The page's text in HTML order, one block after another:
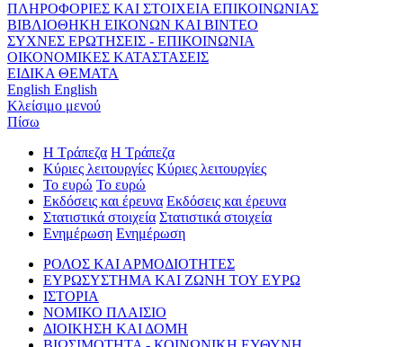
ΠΛΗΡΟΦΟΡΙΕΣ ΚΑΙ ΣΤΟΙΧΕΙΑ ΕΠΙΚΟΙΝΩΝΙΑΣ
ΒΙΒΛΙΟΘΗΚΗ ΕΙΚΟΝΩΝ ΚΑΙ ΒΙΝΤΕΟ
ΣΥΧΝΕΣ ΕΡΩΤΗΣΕΙΣ - ΕΠΙΚΟΙΝΩΝΙΑ
ΟΙΚΟΝΟΜΙΚΕΣ ΚΑΤΑΣΤΑΣΕΙΣ
ΕΙΔΙΚΑ ΘΕΜΑΤΑ
English English
Κλείσιμο μενού
Πίσω
Η Τράπεζα Η Τράπεζα
Κύριες λειτουργίες Κύριες λειτουργίες
Το ευρώ Το ευρώ
Εκδόσεις και έρευνα Εκδόσεις και έρευνα
Στατιστικά στοιχεία Στατιστικά στοιχεία
Ενημέρωση Ενημέρωση
ΡΟΛΟΣ ΚΑΙ ΑΡΜΟΔΙΟΤΗΤΕΣ
ΕΥΡΩΣΥΣΤΗΜΑ ΚΑΙ ΖΩΝΗ ΤΟΥ ΕΥΡΩ
ΙΣΤΟΡΙΑ
ΝΟΜΙΚΟ ΠΛΑΙΣΙΟ
ΔΙΟΙΚΗΣΗ ΚΑΙ ΔΟΜΗ